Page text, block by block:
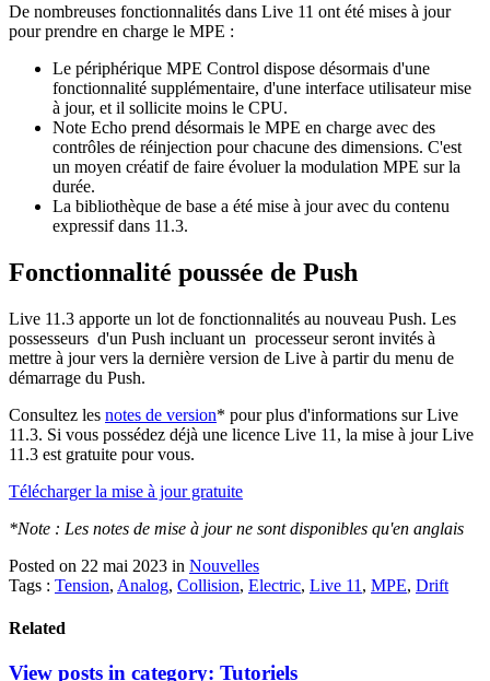
De nombreuses fonctionnalités dans Live 11 ont été mises à jour
pour prendre en charge le MPE :
Le périphérique MPE Control dispose désormais d'une
fonctionnalité supplémentaire, d'une interface utilisateur mise
à jour, et il sollicite moins le CPU.
Note Echo prend désormais le MPE en charge avec des
contrôles de réinjection pour chacune des dimensions. C'est
un moyen créatif de faire évoluer la modulation MPE sur la
durée.
La bibliothèque de base a été mise à jour avec du contenu
expressif dans 11.3.
Fonctionnalité poussée de Push
Live 11.3 apporte un lot de fonctionnalités au nouveau Push. Les
possesseurs d'un Push incluant un processeur seront invités à
mettre à jour vers la dernière version de Live à partir du menu de
démarrage du Push.
Consultez les notes de version* pour plus d'informations sur Live
11.3. Si vous possédez déjà une licence Live 11, la mise à jour Live
11.3 est gratuite pour vous.
Télécharger la mise à jour gratuite
*Note : Les notes de mise à jour ne sont disponibles qu'en anglais
Posted on 22 mai 2023 in Nouvelles
Tags : Tension, Analog, Collision, Electric, Live 11 , MPE, Drift
Related
View posts in category: Tutoriels